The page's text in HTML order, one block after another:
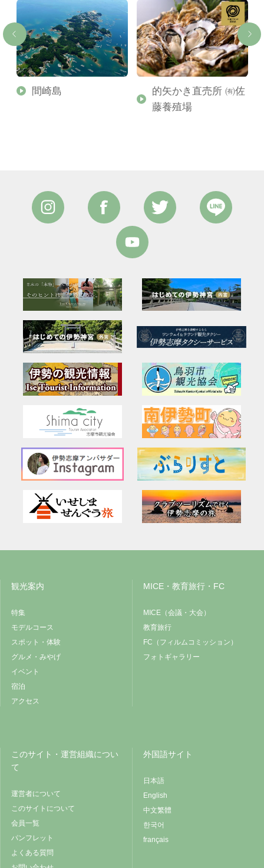
間崎島
的矢かき直売所 ㈲佐
藤養殖場
観光案内
特集
モデルコース
スポット・体験
グルメ・みやげ
イベント
宿泊
アクセス
MICE・教育旅行・FC
MICE（会議・大会）
教育旅行
FC（フィルムコミッション）
フォトギャラリー
このサイト・運営組織につい
て
運営者について
このサイトについて
会員一覧
パンフレット
よくある質問
外国語サイト
日本語
English
中文繁體
한국어
français